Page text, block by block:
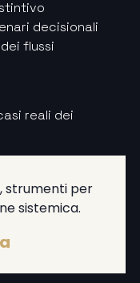
decisionali
flussi
reali dei
strumenti per
sistemica.